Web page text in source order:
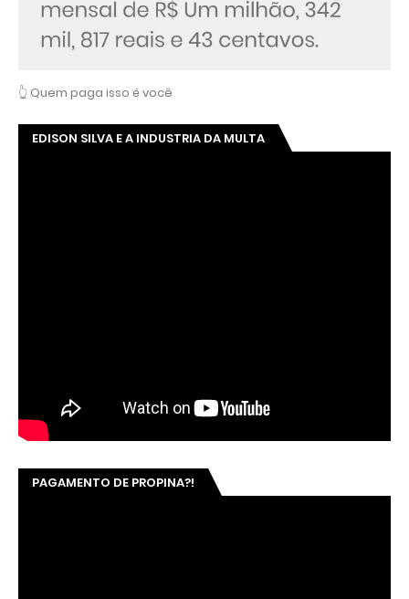
👆 Quem paga isso é você
EDISON SILVA E A INDUSTRIA DA MULTA
PAGAMENTO DE PROPINA?!